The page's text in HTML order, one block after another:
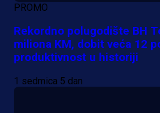
PROMO
Rekordno polugodište BH
miliona KM, dobit veća 12
produktivnost u historiji
1 sedmica 5 dan